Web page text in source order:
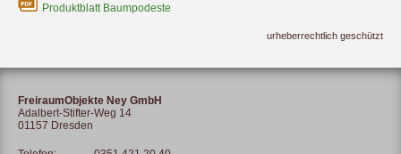
Produktblatt Baumpodeste
urheberrechtlich geschützt
FreiraumObjekte Ney GmbH
Adalbert-Stifter-Weg 14
01157 Dresden